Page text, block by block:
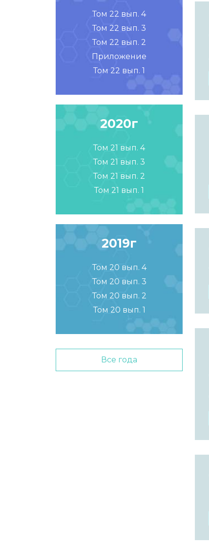
Том 22 вып. 4
Том 22 вып. 3
Том 22 вып. 2
Приложение
Том 22 вып. 1
2020г
Том 21 вып. 4
Том 21 вып. 3
Том 21 вып. 2
Том 21 вып. 1
2019г
Том 20 вып. 4
Том 20 вып. 3
Том 20 вып. 2
Том 20 вып. 1
Все года